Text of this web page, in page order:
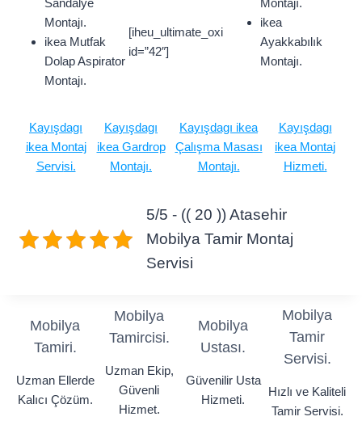
Sandalye
Montajı.
ikea Mutfak
Dolap Aspirator
Montajı.
[iheu_ultimate_oxi
id=”42″]
Montajı.
ikea
Ayakkabılık
Montajı.
Kayışdagı
ikea Montaj
Servisi.
Kayışdagı
ikea Gardrop
Montajı.
Kayışdagı ikea
Çalışma Masası
Montajı.
Kayışdagı
ikea Montaj
Hizmeti.
5/5 - (( 20 )) Atasehir
Mobilya Tamir Montaj
Servisi
Mobilya
Tamiri.
Uzman Ellerde
Kalıcı Çözüm.
Mobilya
Tamircisi.
Uzman Ekip,
Güvenli
Hizmet.
Mobilya
Ustası.
Güvenilir Usta
Hizmeti.
Mobilya
Tamir
Servisi.
Hızlı ve Kaliteli
Tamir Servisi.